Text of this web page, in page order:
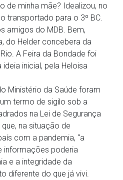
de minha mãe? Idealizou, no
transportado para o 3º BC.
amigos do MDB. Bem,
do Helder concebera da
A Feira da Bondade foi
inicial, pela Heloisa
Ministério da Saúde foram
termo de sigilo sob a
na Lei de Segurança
na situação de
com a pandemia, “a
informações poderia
e a integridade da
diferente do que já vivi.